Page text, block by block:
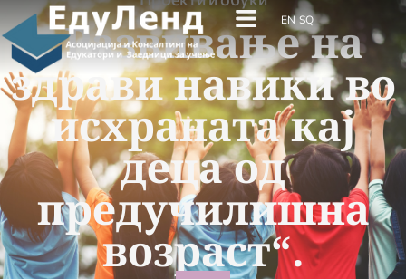
EN SQ
„Развивање на
здрави навики во
исхраната кај
деца од
предучилишна
возраст“.